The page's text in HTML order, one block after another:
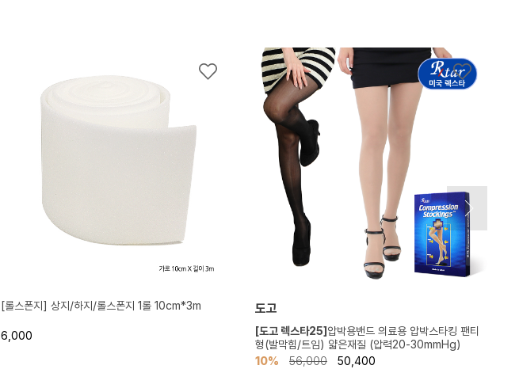
[롤스폰지] 상지/하지/롤스폰지 1롤 10cm*3m
6,000
도고
[도고 렉스타25]압박용밴드 의료용 압박스타킹 팬티
형(발막힘/트임) 얇은재질 (압력20-30mmHg)
10%
56,000 50,400